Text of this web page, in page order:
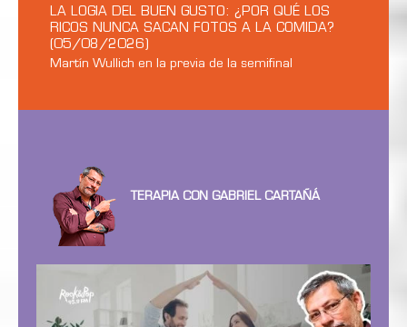
LA LOGIA DEL BUEN GUSTO: ¿POR QUÉ LOS
RICOS NUNCA SACAN FOTOS A LA COMIDA?
(05/08/2026)
Martín Wullich en la previa de la semifinal
TERAPIA CON GABRIEL CARTAÑÁ